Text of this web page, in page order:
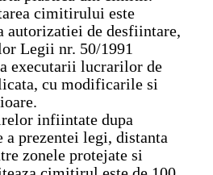
cimitirului este
autorizatiei de desfiintare,
Legii nr. 50/1991
executarii lucrarilor de
cu modificarile si
infiintate dupa
prezentei legi, distanta
zonele protejate si